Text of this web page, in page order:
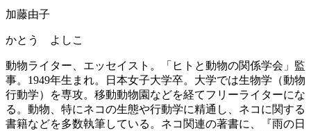
加藤由子
かとう よしこ
動物ライター、エッセイスト。「ヒトと動物の関係学会」監
事。1949年生まれ。日本女子大学卒。大学では生物学（動物
行動学）を専攻。移動動物園などを経てフリーライターにな
る。動物、特にネコの生態や行動学に精通し、ネコに関する
書籍などを多数執筆している。ネコ関連の著書に、『雨の日